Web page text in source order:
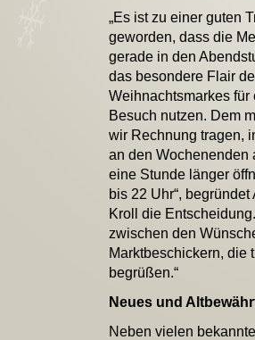
„Es ist zu einer guten
geworden, dass die
gerade in den
das besondere Flair
Weihnachtsmarkes für
Besuch nutzen. Dem
wir Rechnung tragen,
an den Wochenenden
eine Stunde länger
bis 22 Uhr“, begründet
Kroll die
zwischen den
Marktbeschickern, die
begrüßen.“
Neues und
Neben vielen